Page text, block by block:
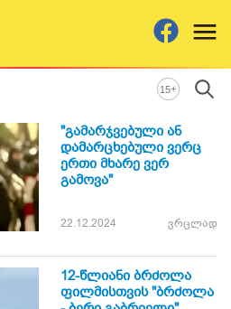
15+
"გამარჯვებული ან
დამარცხებული ვერც
ერთი მხარე ვერ
გამოვა"
22.12.2024 ვრცლად
12-წლიანი ბრძოლა
ფილმისთვის "ბრძოლა